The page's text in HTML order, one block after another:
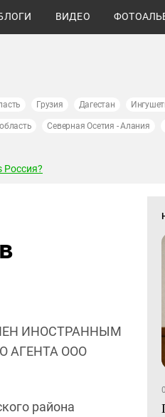
ВИДЕО
Грузия Дагестан
Северная Осетия - Алания
ИНОСТРАННЫМ
АГЕНТА ООО
района